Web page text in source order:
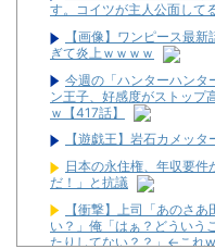
す。コイツが主人公面して
【画像】ワンピース最
ぎて炎上ｗｗｗｗ
今週の「ハンターハンタ
ン王子、好感度がストップ
ｗ【417話】
【遊戯王】岩石カメッタ
日本の永住権、年収要
だ！」と抗議
【衝撃】上司「あのさ
い？」俺「はぁ？どういう
たりしてない？？」←これ